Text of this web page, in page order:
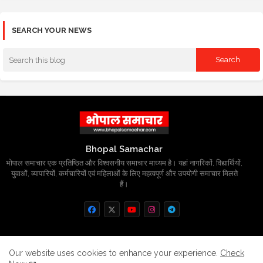
SEARCH YOUR NEWS
Bhopal Samachar
भोपाल समाचार एक प्रतिष्ठित और विश्वसनीय समाचार माध्यम है। यहां नागरिकों, विद्यार्थियों,
युवाओं, व्यापारियों, कर्मचारियों एवं महिलाओं के लिए महत्वपूर्ण और उपयोगी समाचार मिलते
हैं।
Home About Contact us Privacy Policy
Our website uses cookies to enhance your experience. Check